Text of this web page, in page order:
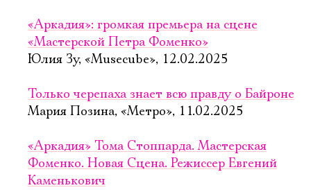
«Аркадия»: громкая премьера на сцене
«Мастерской Петра Фоменко»
Юлия Зу, «Musecube», 12.02.2025
Только черепаха знает всю правду о Байроне
Мария Позина, «Метро», 11.02.2025
«Аркадия» Тома Стоппарда. Мастерская
Фоменко. Новая Сцена. Режиссер Евгений
Каменькович